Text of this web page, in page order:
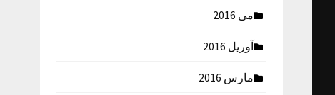
می 2016
آوریل 2016
مارس 2016